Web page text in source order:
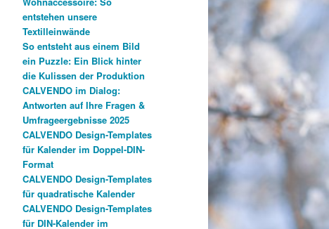
entstehen unsere
Textilleinwände
So entsteht aus einem Bild
ein Puzzle: Ein Blick hinter
die Kulissen der Produktion
CALVENDO im Dialog:
Antworten auf Ihre Fragen &
Umfrageergebnisse 2025
CALVENDO Design-Templates
für Kalender im Doppel-DIN-
Format
CALVENDO Design-Templates
für quadratische Kalender
CALVENDO Design-Templates
für DIN-Kalender im